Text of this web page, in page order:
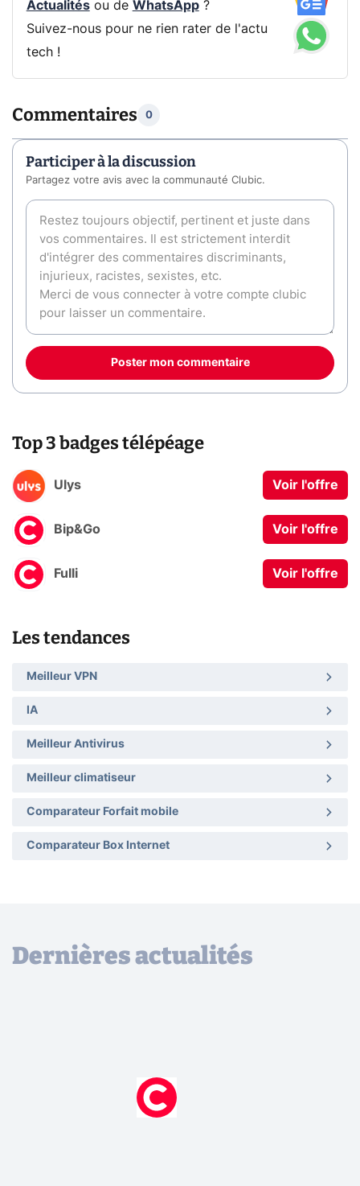
Actualitésou de WhatsApp?
Suivez-nous pour ne rien rater de l'actu
tech !
Commentaires 0
Participer à la discussion
Partagez votre avis avec la communauté Clubic.
Poster mon commentaire
Top 3 badges télépéage
Ulys Voir l'offre
Bip&Go Voir l'offre
Fulli Voir l'offre
Les tendances
Meilleur VPN
IA
Meilleur Antivirus
Meilleur climatiseur
Comparateur Forfait mobile
Comparateur Box Internet
Dernières actualités